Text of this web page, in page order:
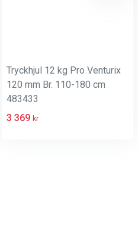
Tryckhjul 12 kg Pro Venturix
120 mm Br. 110-180 cm
483433
3 369 kr